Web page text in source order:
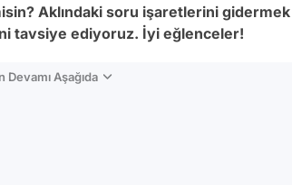
Aklındaki soru işaretlerini gidermek
tavsiye ediyoruz. İyi eğlenceler!
Devamı Aşağıda